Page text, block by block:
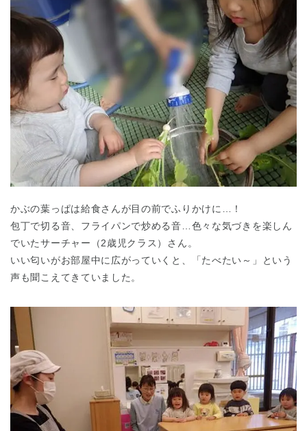
神奈川県 神奈川県 全域
千葉県
兵庫県 兵庫県 全域
かぶの葉っぱは給食さんが目の前でふりかけに…！
包丁で切る音、フライパンで炒める音…色々な気づきを楽しん
でいたサーチャー（2歳児クラス）さん。
いい匂いがお部屋中に広がっていくと、「たべたい～」という
声も聞こえてきていました。